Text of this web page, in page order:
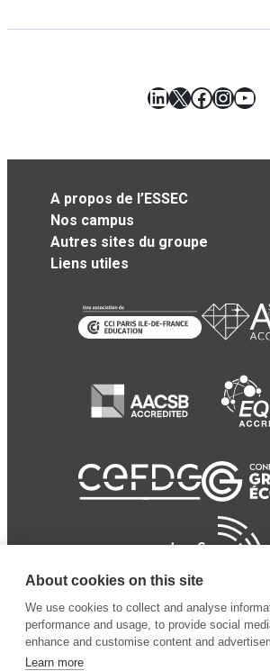
LinkedIn
X Facebook
A propos de l’ESSEC
Nos campus
Autres sites du groupe
Liens utiles
About cookies on this site
We use cookies to collect and analyse
performance and usage, to provide social
enhance and customise content and
Learn more